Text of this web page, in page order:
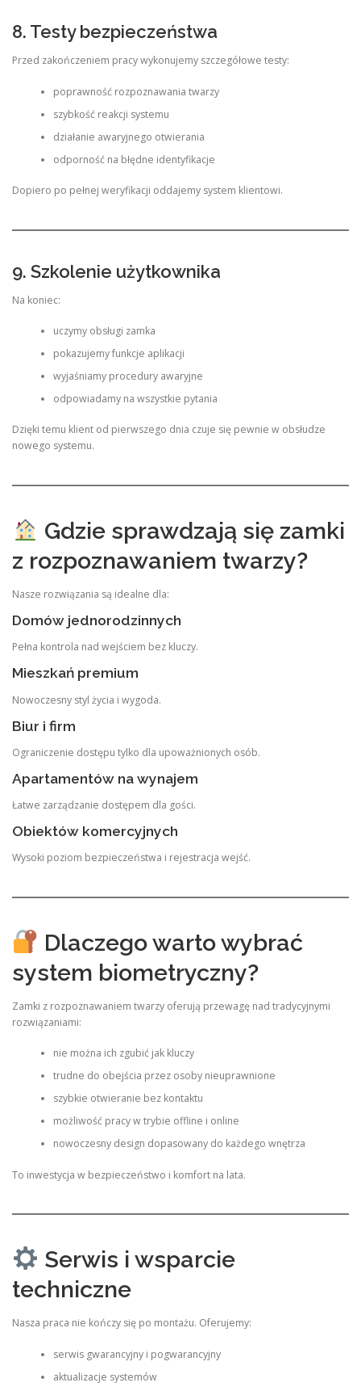
8. Testy bezpieczeństwa
Przed zakończeniem pracy wykonujemy szczegółowe testy:
poprawność rozpoznawania twarzy
szybkość reakcji systemu
działanie awaryjnego otwierania
odporność na błędne identyfikacje
Dopiero po pełnej weryfikacji oddajemy system klientowi.
9. Szkolenie użytkownika
Na koniec:
uczymy obsługi zamka
pokazujemy funkcje aplikacji
wyjaśniamy procedury awaryjne
odpowiadamy na wszystkie pytania
Dzięki temu klient od pierwszego dnia czuje się pewnie w obsłudze
nowego systemu.
Gdzie sprawdzają się zamki
z rozpoznawaniem twarzy?
Nasze rozwiązania są idealne dla:
Domów jednorodzinnych
Pełna kontrola nad wejściem bez kluczy.
Mieszkań premium
Nowoczesny styl życia i wygoda.
Biur i firm
Ograniczenie dostępu tylko dla upoważnionych osób.
Apartamentów na wynajem
Łatwe zarządzanie dostępem dla gości.
Obiektów komercyjnych
Wysoki poziom bezpieczeństwa i rejestracja wejść.
Dlaczego warto wybrać
system biometryczny?
Zamki z rozpoznawaniem twarzy oferują przewagę nad tradycyjnymi
rozwiązaniami:
nie można ich zgubić jak kluczy
trudne do obejścia przez osoby nieuprawnione
szybkie otwieranie bez kontaktu
możliwość pracy w trybie offline i online
nowoczesny design dopasowany do każdego wnętrza
To inwestycja w bezpieczeństwo i komfort na lata.
Serwis i wsparcie
techniczne
Nasza praca nie kończy się po montażu. Oferujemy:
serwis gwarancyjny i pogwarancyjny
aktualizacje systemów